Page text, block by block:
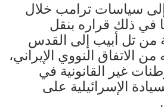
سياسات ترامب خلال
في ذلك قراره بنقل
من تل أبيب إلى القدس
من الاتفاق النووي الإيراني،
غير القانونية في
الإسرائيلية على